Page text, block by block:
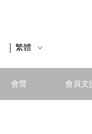
繁體
會聲 會員支